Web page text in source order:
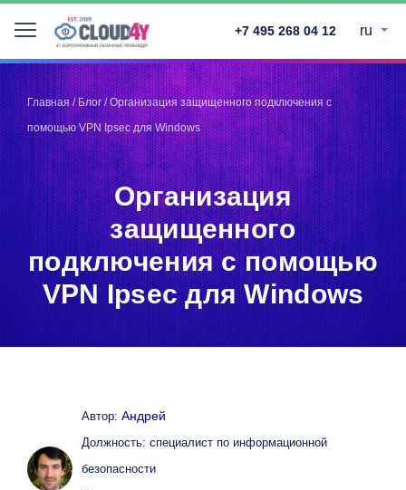
+7 495 268 04 12 ru
Главная/Блог/Организация защищенного подключения с
помощью VPN Ipsec для Windows
Организация
защищенного
подключения с помощью
VPN Ipsec для Windows
Автор: Андрей
Должность: специалист по информационной
безопасности
Telegram
Запинить
Твитнуть
LinkedIn
Facebook
ВКонтакте
Telegram
Запинить
Твитнуть
LinkedIn
Facebook
ВКонтакте